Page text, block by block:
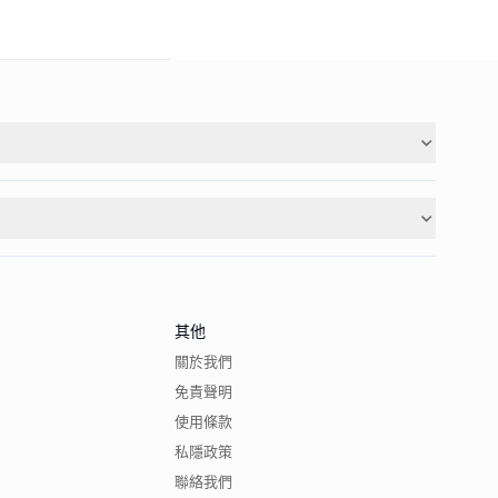
其他
關於我們
免責聲明
使用條款
私隱政策
聯絡我們